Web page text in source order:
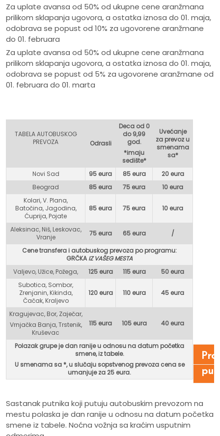
Za uplate avansa od 50% od ukupne cene aranžmana
prilikom sklapanja ugovora, a ostatka iznosa do 01. maja,
odobrava se popust od 10% za ugovorene aranžmane
do 01. februara
Za uplate avansa od 50% od ukupne cene aranžmana
prilikom sklapanja ugovora, a ostatka iznosa do 01. maja,
odobrava se popust od 5% za ugovorene aranžmane od
01. februara do 01. marta
TABELA AUTOBUSKOG
PREVOZA
Odrasli
Deca od 0
do 9,99
god.
*imaju
sedište*
Uvećanje
za prevoz u
smenama
sa*
Novi Sad 95 eura 85 eura
20 eura
Beograd
85 eura 75 eura
10 eura
Kolari, V. Plana,
Batočina, Jagodina,
Ćuprija, Pojate
85 eura 75 eura 10 eura
Aleksinac, Niš, Leskovac,
Vranje
75 eura 65 eura /
Cene transfera i autobuskog prevoza po programu:
GRČKA IZ VAŠEG MESTA
Valjevo, Užice, Požega,
125 eura 115 eura
50 eura
Subotica, Sombor,
Zrenjanin, Kikinda,
Čačak, Kraljevo
120 eura 110 eura 45 eura
Kragujevac, Bor, Zaječar,
Vrnjačka Banja, Trstenik,
Kruševac
115 eura 105 eura 40 eura
Polazak grupe je dan ranije u odnosu na datum početka
smene, iz tabele.
U smenama sa *, uslučaju sopstvenog prevoza cena se
umanjuje za 25 eura.
Sastanak putnika koji putuju autobuskim prevozom na
mestu polaska je dan ranije u odnosu na datum početka
smene iz tabele. Noćna vožnja sa kraćim usputnim